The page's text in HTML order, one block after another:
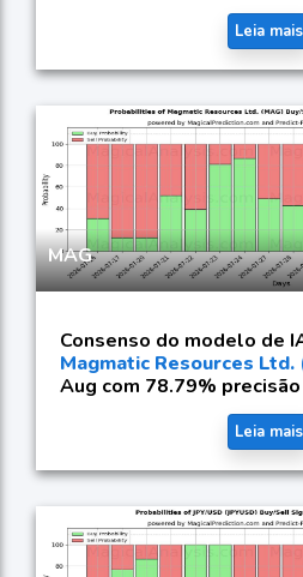
Leia mais
MAG
Consenso do modelo de
Magmatic Resources Ltd.
Aug com 78.79% precisão
Leia mais